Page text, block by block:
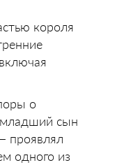
короля
о
младший сын
проявлял
одного из